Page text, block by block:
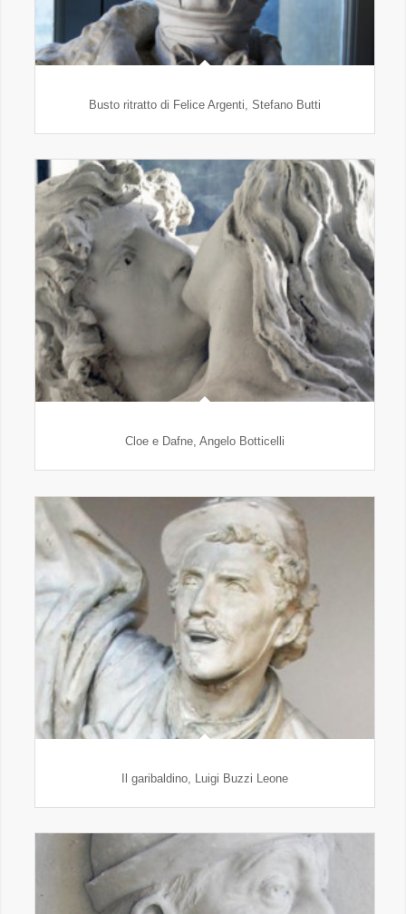
Busto ritratto di Felice Argenti, Stefano Butti
Cloe e Dafne, Angelo Botticelli
Il garibaldino, Luigi Buzzi Leone